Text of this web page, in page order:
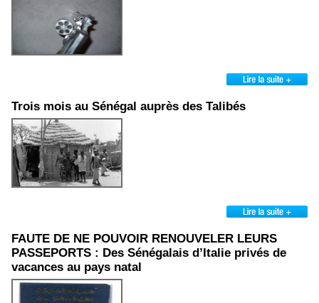
Trois mois au Sénégal auprès des Talibés
FAUTE DE NE POUVOIR RENOUVELER LEURS
PASSEPORTS : Des Sénégalais d’Italie privés de
vacances au pays natal